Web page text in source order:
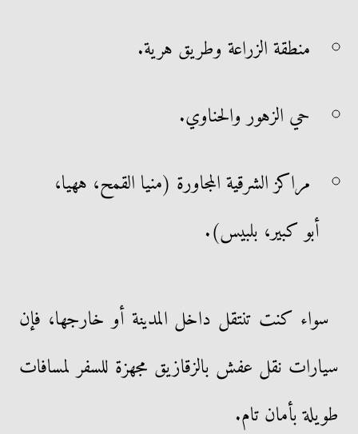
منطقة الزراعة وطريق هرية.
حي الزهور والحناوي.
مراكز الشرقية المجاورة (منيا القمح، ههيا،
أبو كبير، بلبيس).
سواء كنت تنتقل داخل المدينة أو خارجها، فإن
سيارات نقل عفش بالزقازيق مجهزة للسفر لمسافات
طويلة بأمان تام.